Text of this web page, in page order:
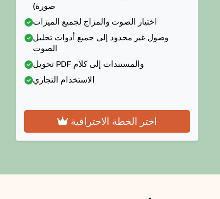
صورة)
اختيار الصوت والمزاج لجميع الميزات
وصول غير محدود إلى جميع أدوات تحليل
الصوت
تحويل PDF والمستندات إلى كلام
الاستخدام التجاري
اختر الخطة الاحترافية